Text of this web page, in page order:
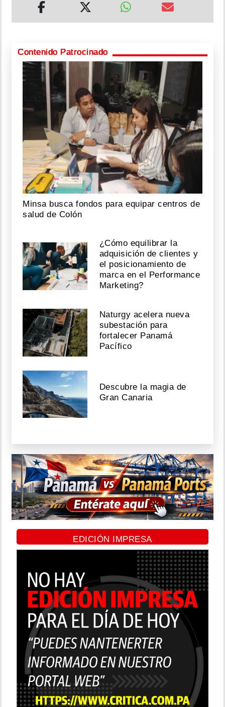
Contenido Patrocinado
Minsa busca fondos para equipar centros de
salud de Colón
¿Cómo equilibrar la
adquisición de clientes y
el posicionamiento de
marca en el Performance
Marketing?
Naturgy acelera nueva
subestación para
fortalecer Panamá
Pacífico
Descubre la magia de
Gran Canaria
EDICIÓN IMPRESA